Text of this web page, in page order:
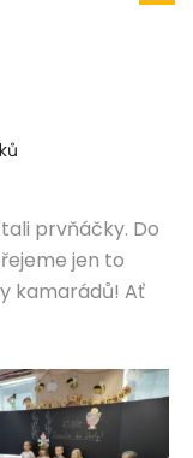
prvňáčky. Do
jen to
kamarádů! Ať